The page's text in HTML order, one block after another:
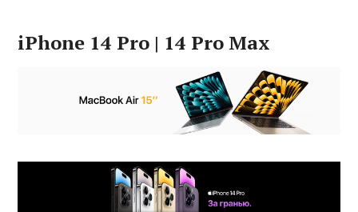
iPhone 14 Pro | 14 Pro Max